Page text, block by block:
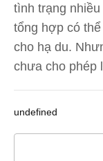
tình trạng
tổng hợp có
cho hạ du.
chưa cho phép
undefined